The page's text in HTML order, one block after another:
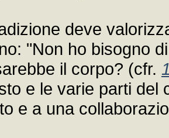
deve
"Non ho bisogno
il corpo? (cfr.
e le varie parti del
e a una